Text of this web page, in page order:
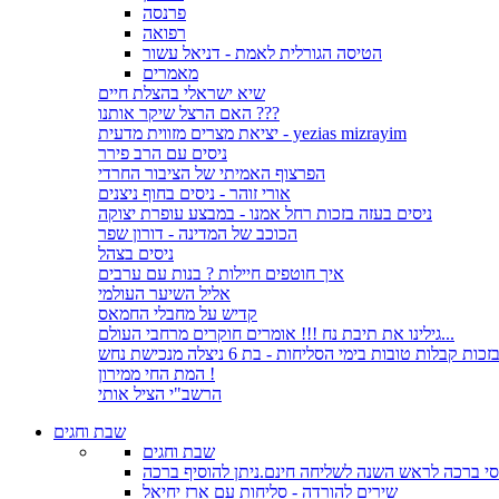
פרנסה
רפואה
הטיסה הגורלית לאמת - דניאל עשור
מאמרים
שיא ישראלי בהצלת חיים
האם הרצל שיקר אותנו ???
יציאת מצרים מזווית מדעית - yezias mizrayim
ניסים עם הרב פירר
הפרצוף האמיתי של הציבור החרדי
אורי זוהר - ניסים בחוף ניצנים
ניסים בעזה בזכות רחל אמנו - במבצע עופרת יצוקה
הכוכב של המדינה - דורון שפר
ניסים בצהל
איך חוטפים חיילות ? בנות עם ערבים
אליל השיער העולמי
קדיש על מחבלי החמאס
גילינו את תיבת נח !!! אומרים חוקרים מרחבי העולם...
בזכות קבלות טובות בימי הסליחות - בת 6 ניצלה מנכישת נחש
המת החי ממירון !
הרשב"י הציל אותי
שבת וחגים
שבת וחגים
ברכה לראש השנה לשליחה חינם.ניתן להוסיף ברכה
שירים להורדה - סליחות עם ארז יחיאל